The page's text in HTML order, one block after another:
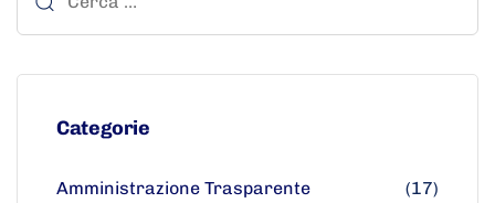
Categorie
Amministrazione Trasparente (17)